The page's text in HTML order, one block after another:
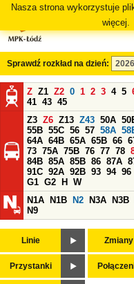
Nasza strona wykorzystuje
więcej.
Sprawdź rozkład na dzień:
Z Z1 Z2 0 1 2 3 4 5
41 43 45
Z3 Z6 Z13 Z43 50A
55B 55C 56 57 58A
64A 64B 65A 65B 66
73 75A 75B 76 77 78
84B 85A 85B 86 87A
91C 92A 92B 93 94 96
G1 G2 H
W
N1A
N1B N2 N3A N3B
N9
Linie Zmiany
Przystanki